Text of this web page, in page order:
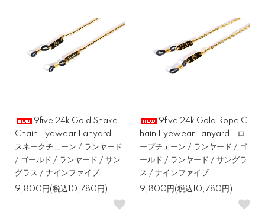
9five 24k Gold Snake
Chain Eyewear Lanyard
スネークチェーン / ランヤード
/ ゴールド / ランヤード / サン
グラス / ナインファイブ
9,800円(税込10,780円)
9five 24k Gold Rope C
hain Eyewear Lanyard ロ
ープチェーン / ランヤード / ゴ
ールド / ランヤード / サングラ
ス / ナインファイブ
9,800円(税込10,780円)